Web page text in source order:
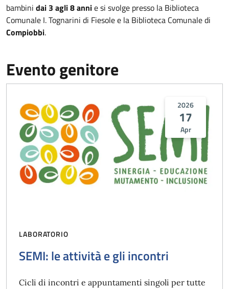
bambini dai 3 agli 8 annie si svolge presso la Biblioteca
Comunale I. Tognarini di Fiesole e la Biblioteca Comunale di
Compiobbi.
Evento genitore
2026
17
Apr
LABORATORIO
SEMI: le attività e gli incontri
Cicli di incontri e appuntamenti singoli per tutte